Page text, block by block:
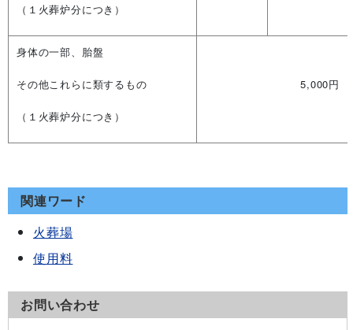
（１火葬炉分につき）
身体の一部、胎盤
その他これらに類するもの
（１火葬炉分につき）
5,000円
関連ワード
火葬場
使用料
お問い合わせ